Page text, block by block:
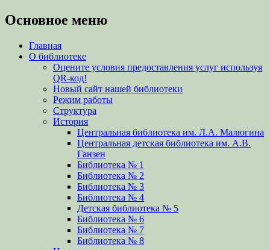
Основное меню
Перейти
содержимому
Главная
О библиотеке
Оцените условия предоставления услуг используя
QR-код!
Новый сайт нашей библиотеки
Режим работы
Структура
История
Центральная библиотека им. Л.А. Малюгина
Центральная детская библиотека им. А.В.
Ганзен
Библиотека № 1
Библиотека № 2
Библиотека № 3
Библиотека № 4
Детская библиотека № 5
Библиотека № 6
Библиотека № 7
Библиотека № 8